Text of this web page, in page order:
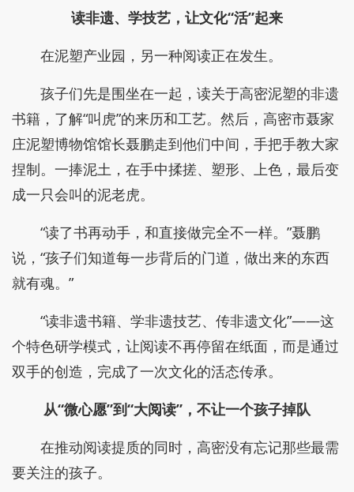
读非遗、学技艺，让文化“活”起来
在泥塑产业园，另一种阅读正在发生。
孩子们先是围坐在一起，读关于高密泥塑的非遗
书籍，了解“叫虎”的来历和工艺。然后，高密市聂家
庄泥塑博物馆馆长聂鹏走到他们中间，手把手教大家
捏制。一捧泥土，在手中揉搓、塑形、上色，最后变
成一只会叫的泥老虎。
“读了书再动手，和直接做完全不一样。”聂鹏
说，“孩子们知道每一步背后的门道，做出来的东西
就有魂。”
“读非遗书籍、学非遗技艺、传非遗文化”——这
个特色研学模式，让阅读不再停留在纸面，而是通过
双手的创造，完成了一次文化的活态传承。
从“微心愿”到“大阅读”，不让一个孩子掉队
在推动阅读提质的同时，高密没有忘记那些最需
要关注的孩子。